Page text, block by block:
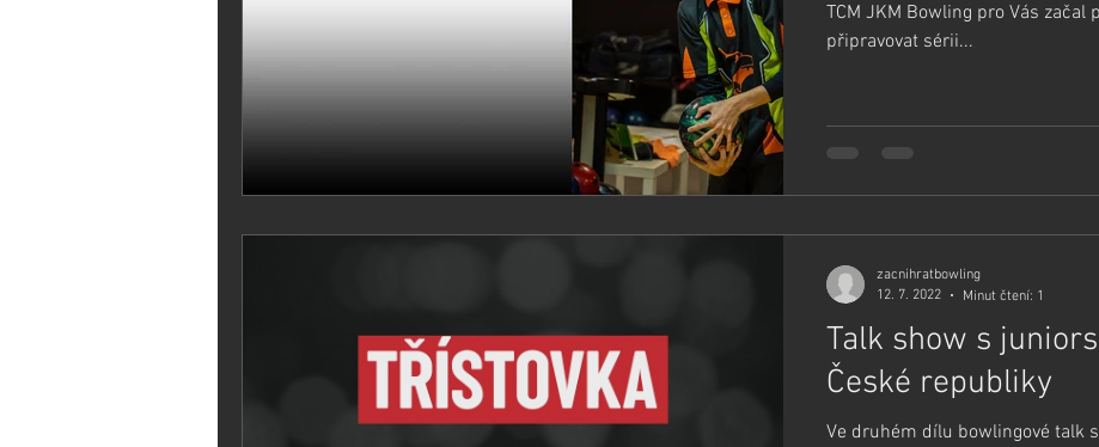
TCM JKM Bowling pro Vás začal
připravovat sérii...
Talk show s
České republiky
Ve druhém dílu bowlingové talk
zacnihratbowling
12. 7. 2022
Minut čtení: 1